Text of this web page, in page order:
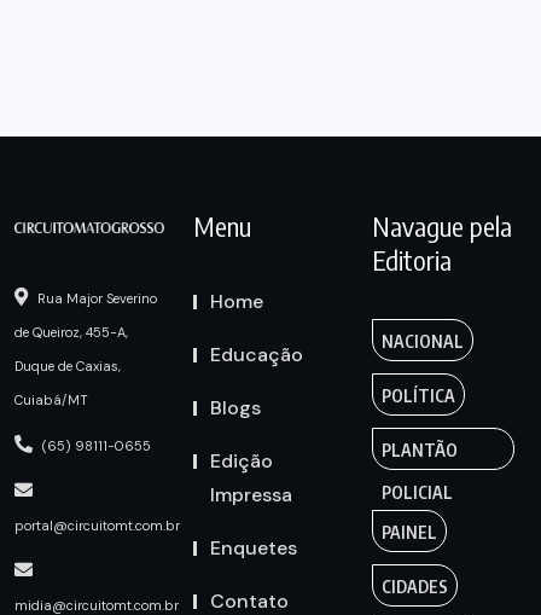
Rua Major Severino
de Queiroz, 455-A,
Duque de Caxias,
Cuiabá/MT
(65) 98111-0655
portal@circuitomt.com.br
midia@circuitomt.com.br
Menu
Home
Educação
Blogs
Edição
Impressa
Enquetes
Contato
Navague pela
Editoria
NACIONAL
POLÍTICA
PLANTÃO
POLICIAL
PAINEL
CIDADES